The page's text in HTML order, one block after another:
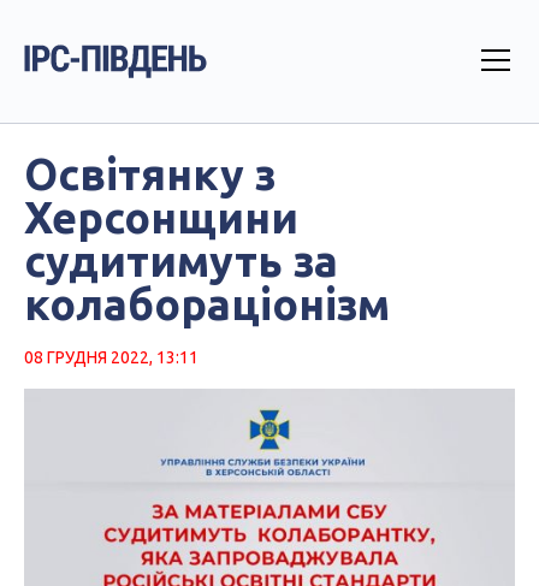
Освітянку з
Херсонщини
судитимуть за
колабораціонізм
08 ГРУДНЯ 2022, 13:11